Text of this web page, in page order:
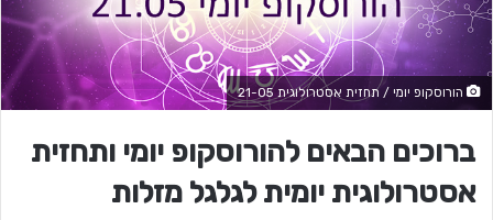
הורוסקופ יומי / תחזית אסטרולוגית 21-05
ברוכים הבאים להורוסקופ יומי ותחזית
אסטרולוגית יומית לגלגל מזלות